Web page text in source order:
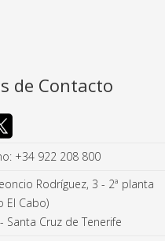
de Contacto
+34 922 208 800
Rodríguez, 3 - 2ª planta
El Cabo)
Santa Cruz de Tenerife